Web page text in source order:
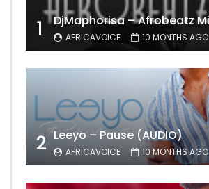
1 AFRICAVOICE 10 MONTHS AGO
2 Leeyo – Pause (AUDIO)
AFRICAVOICE 10 MONTHS AGO